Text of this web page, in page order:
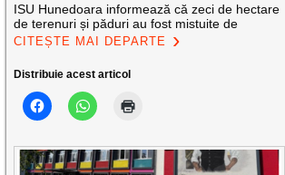
ISU Hunedoara informează că zeci de hectare
de terenuri și păduri au fost mistuite de
CITEȘTE MAI DEPARTE
Distribuie acest articol